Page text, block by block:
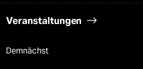
Veranstaltungen
Demnächst